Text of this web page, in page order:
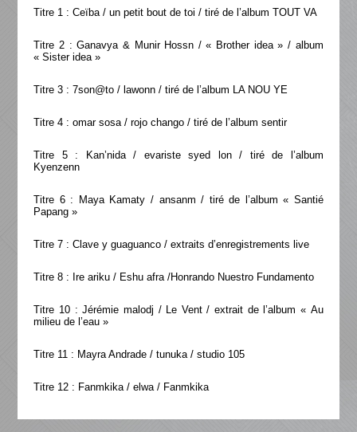
Titre 1 : Ceïba / un petit bout de toi / tiré de l’album TOUT VA
Titre 2 : Ganavya & Munir Hossn / « Brother idea » / album
« Sister idea »
Titre 3 : 7son@to / lawonn / tiré de l’album LA NOU YE
Titre 4 : omar sosa / rojo chango / tiré de l’album sentir
Titre 5 : Kan’nida / evariste syed lon / tiré de l’album
Kyenzenn
Titre 6 : Maya Kamaty / ansanm / tiré de l’album « Santié
Papang »
Titre 7 : Clave y guaguanco / extraits d’enregistrements live
Titre 8 : Ire ariku / Eshu afra /Honrando Nuestro Fundamento
Titre 10 : Jérémie malodj / Le Vent / extrait de l’album « Au
milieu de l’eau »
Titre 11 : Mayra Andrade / tunuka / studio 105
Titre 12 : Fanmkika / elwa / Fanmkika